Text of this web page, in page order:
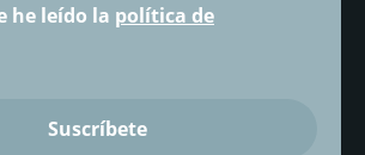
he leído la política de